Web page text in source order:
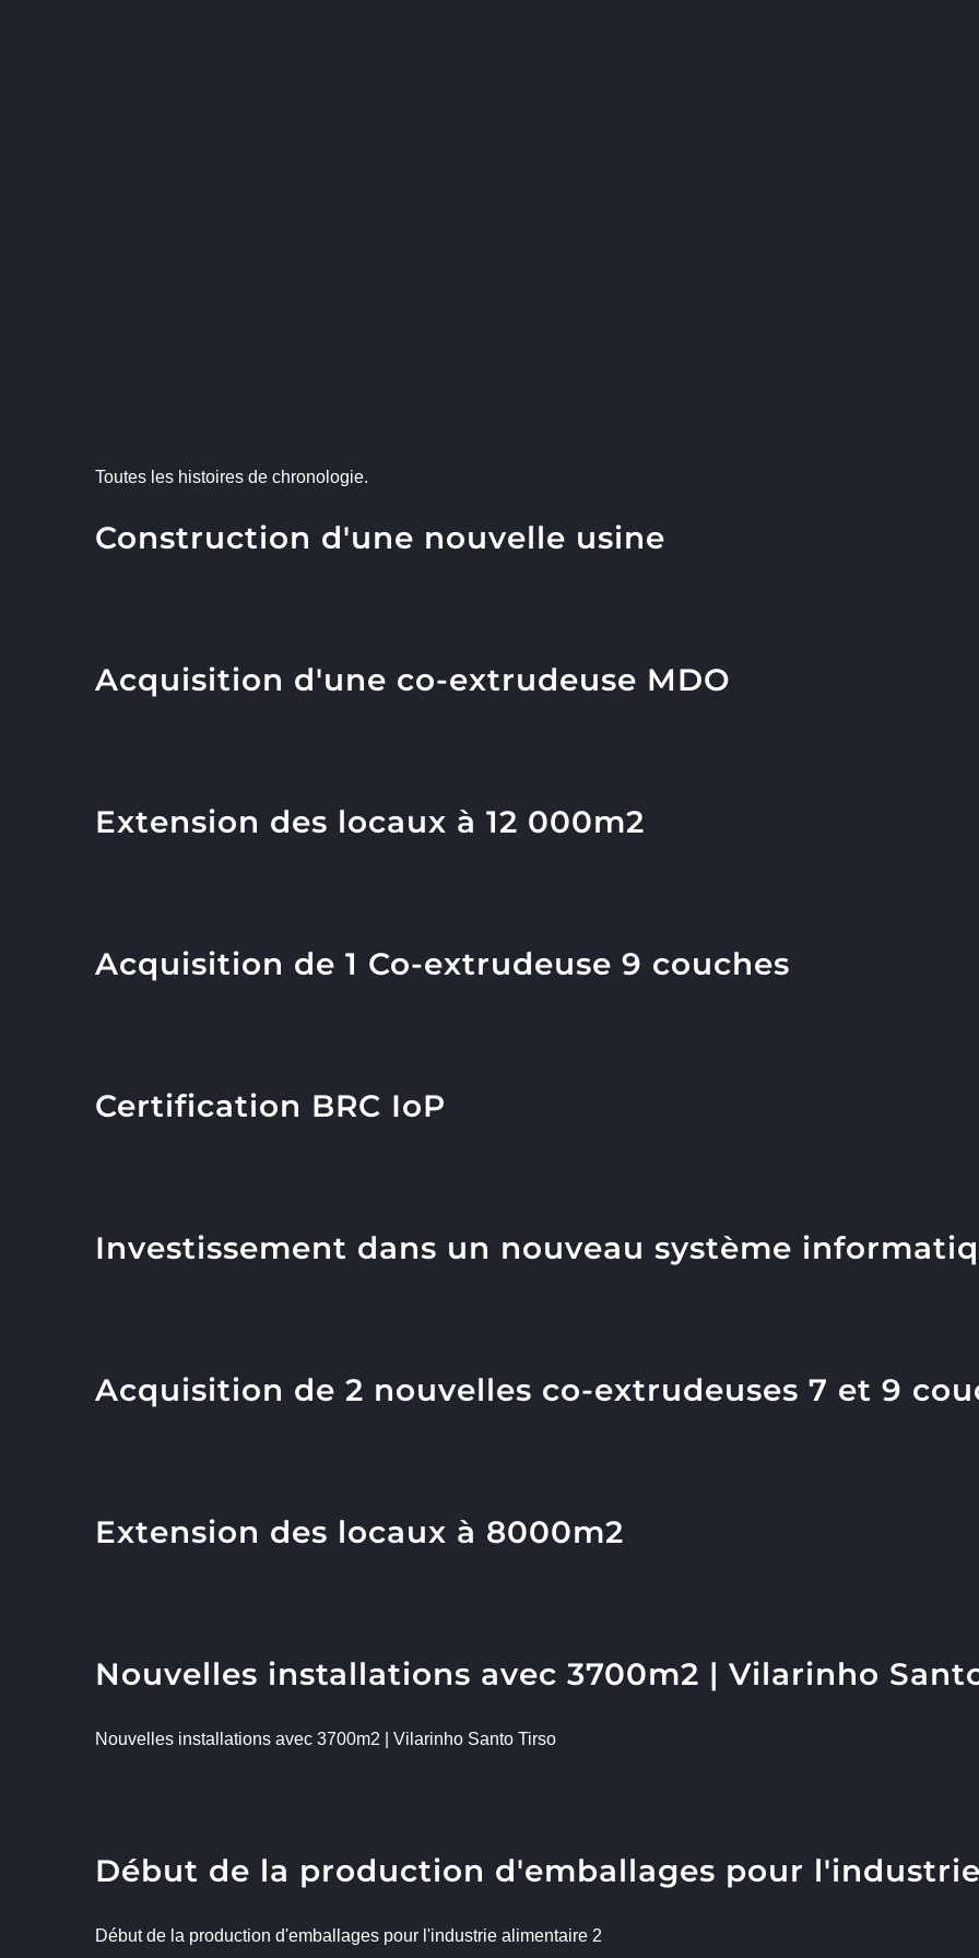
Toutes les histoires de chronologie.
Construction d'une nouvelle usine
Acquisition d'une co-extrudeuse MDO
Extension des locaux à 12 000m2
Acquisition de 1 Co-extrudeuse 9 couches
Certification BRC IoP
Investissement dans un nouveau système
Acquisition de 2 nouvelles co-extrudeuses 7 et 9
Extension des locaux à 8000m2
Nouvelles installations avec 3700m2 | Vilarinho
Nouvelles installations avec 3700m2 | Vilarinho Santo Tirso
Début de la production d'emballages pour
Début de la production d'emballages pour l'industrie alimentaire 2